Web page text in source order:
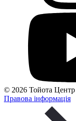
© 2026 Тойота
Правова інформація